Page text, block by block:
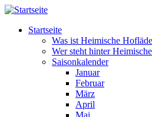
Direkt zum Inhalt
Startseite
Was ist Heimische
Wer steht hinter
Saisonkalender
Januar
Februar
März
April
Mai